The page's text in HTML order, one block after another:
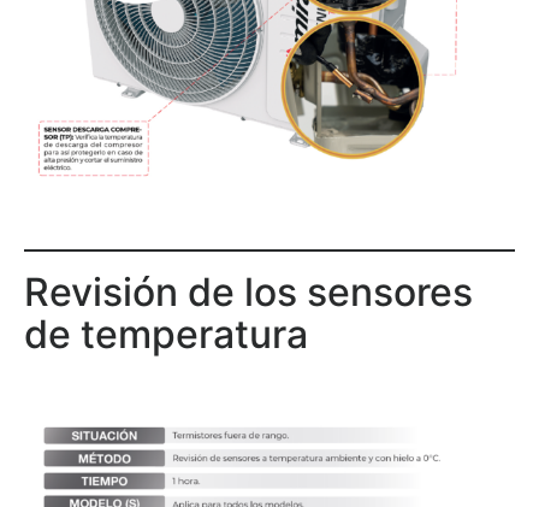
Revisión de los sensores
de temperatura